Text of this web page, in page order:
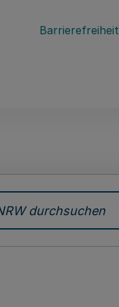
Barrierefreiheit
durchsuchen